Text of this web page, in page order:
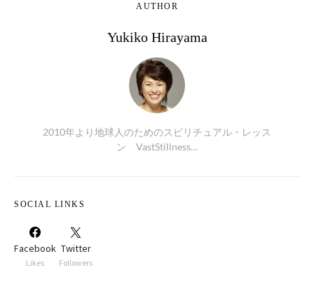
AUTHOR
Yukiko Hirayama
2010年より地球人のためのスピリチュアル・レッス
ン VastStillness…
SOCIAL LINKS
Facebook
Likes
Twitter
Followers